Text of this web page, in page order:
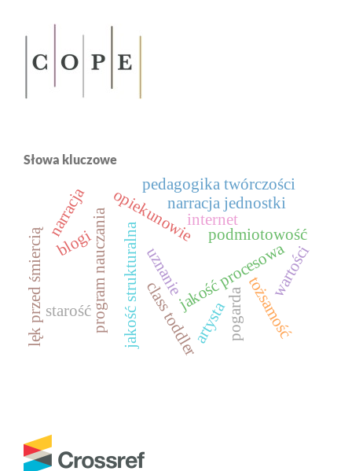
Słowa kluczowe
jakość strukturalna jakość procesowa
class toddler
program nauczaniaopiekunowie
pedagogika twórczości
internet
blogi
narracja jednostki
tożsamość
uznanie
pogarda
starość
lęk przed śmiercią podmiotowość
artysta
wartości
narracja